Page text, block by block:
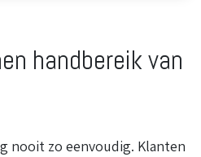
handbereik van
nooit zo eenvoudig. Klanten